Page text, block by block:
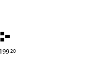
:-
20